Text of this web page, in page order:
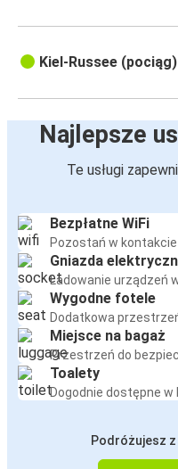
Kiel-Russee (pociąg)
Najlepsze
Te usługi
Bezpłatne WiFi
Pozostań w
Gniazda
Ładowanie urządzeń
Wygodne fotele
Dodatkowa
Miejsce na bagaż
Przestrzeń do
Toalety
Dogodnie dostępne w
Podróżujesz